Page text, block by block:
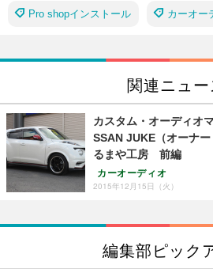
Pro shopインストール カーオー
関連ニュー
カスタム・オーディオ
SSAN JUKE（オーナ
るまや工房 前編
カーオーディオ
2015年12月15日（火）
編集部ピック